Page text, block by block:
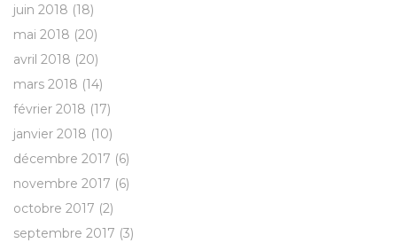
juin 2018 (18)
mai 2018 (20)
avril 2018 (20)
mars 2018 (14)
février 2018 (17)
janvier 2018 (10)
décembre 2017 (6)
novembre 2017 (6)
octobre 2017 (2)
septembre 2017 (3)